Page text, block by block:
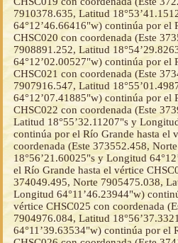
7910378.635, Latitud
64°12’46.66416"w) continúa por el
CHSC020 con coordenada (Este
7908891.252, Latitud
64°12’02.00527"w) continúa por el
CHSC021 con coordenada (Este
7907916.547, Latitud
64°12’07.41885"w) continúa por el
CHSC022 con coordenada (Este
Latitud 18°55’32.11207"s y
continúa por el Río Grande hasta el
coordenada (Este 373552.458,
18°56’21.60025"s y Longitud
el Río Grande hasta el vértice
374049.495, Norte 7905475.038,
Longitud 64°11’46.23944"w)
vértice CHSC025 con coordenada
7904976.084, Latitud
64°11’39.63534"w) continúa por el